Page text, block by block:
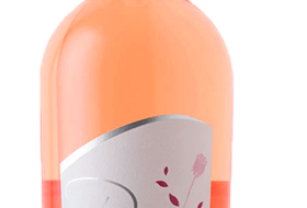
NATURVIN & ORANGEVIN
ØKOLOGISK VIN
VINE MED AWARDS
VIS KURV (0,00 DKK)